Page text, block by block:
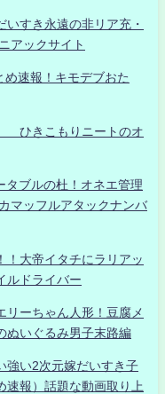
いすき永遠の非リア充・
アックサイト
速報！キモデブおた
ひきこもりニートのオ
タブルの杜！オネエ管理
マッフルアタックナンバ
！大帝イタチにラリアッ
ルドライバー
ーちゃん人形！豆腐メ
ぬいぐるみ男子末路編
強い2次元嫁だいすき子
速報）話題な動画取り上